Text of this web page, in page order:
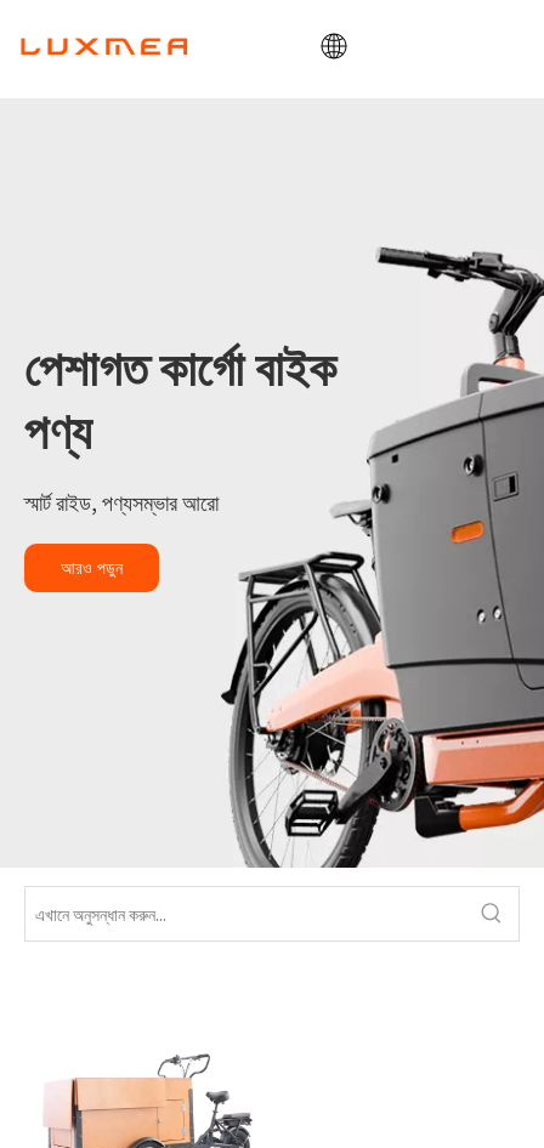
যোগাযোগ
পেশাগত কার্গো বাইক
পণ্য
স্মার্ট রাইড, পণ্যসম্ভার আরো
আরও পড়ুন